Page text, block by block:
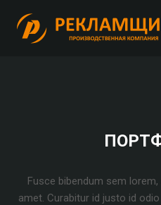
Fusce bibendum sem
amet. Curabitur id justo id